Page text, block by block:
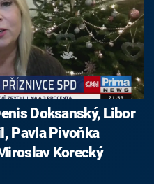
Doksanský, Libor
Pavla Pivoňka
Korecký